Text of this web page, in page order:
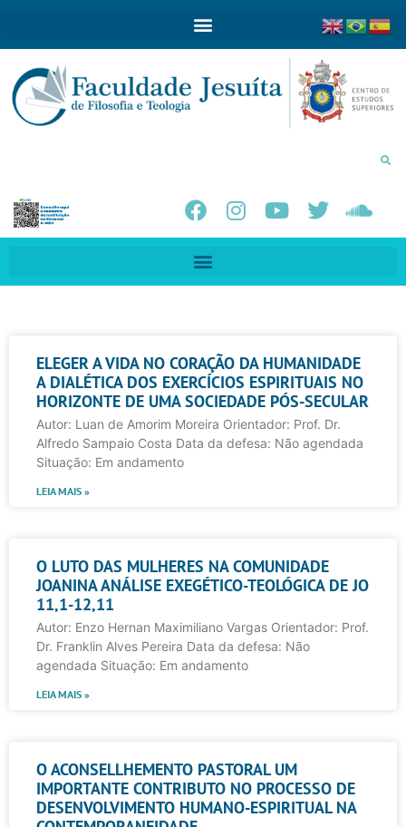
ELEGER A VIDA NO CORAÇÃO DA HUMANIDADE
A DIALÉTICA DOS EXERCÍCIOS ESPIRITUAIS NO
HORIZONTE DE UMA SOCIEDADE PÓS-SECULAR
Autor: Luan de Amorim Moreira Orientador: Prof. Dr.
Alfredo Sampaio Costa Data da defesa: Não agendada
Situação: Em andamento
LEIA MAIS »
O LUTO DAS MULHERES NA COMUNIDADE
JOANINA ANÁLISE EXEGÉTICO-TEOLÓGICA DE JO
11,1-12,11
Autor: Enzo Hernan Maximiliano Vargas Orientador: Prof.
Dr. Franklin Alves Pereira Data da defesa: Não
agendada Situação: Em andamento
LEIA MAIS »
O ACONSELLHEMENTO PASTORAL UM
IMPORTANTE CONTRIBUTO NO PROCESSO DE
DESENVOLVIMENTO HUMANO-ESPIRITUAL NA